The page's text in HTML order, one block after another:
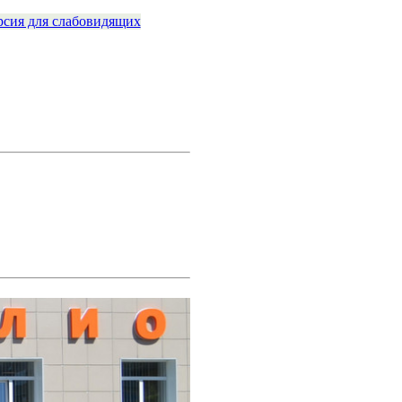
для слабовидящих